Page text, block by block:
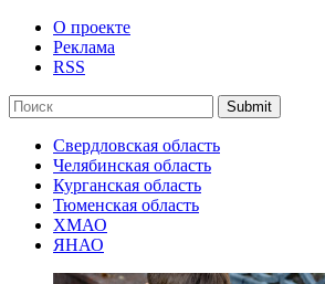
О проекте
Реклама
RSS
Submit
Свердловская область
Челябинская область
Курганская область
Тюменская область
ХМАО
ЯНАО